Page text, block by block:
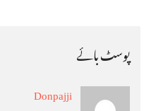
پوسٹ بائے
Donpajji